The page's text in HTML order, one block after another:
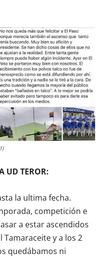
UD TEROR:
la ultima fecha.
competición e
a estar ascendidos
Tamaraceite y a los 2
quedábamos ni